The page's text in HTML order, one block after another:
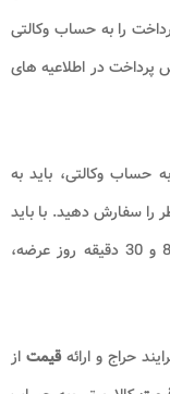
را به حساب وکالتی
پرداخت در اطلاعیه های
حساب وکالتی، باید به
را سفارش دهید. با باید
به این نکته توجه کنید که باید تا قبل از ساعت 8 و 30 دقیقه روز عرضه،
حراج و ارائهقیمت از